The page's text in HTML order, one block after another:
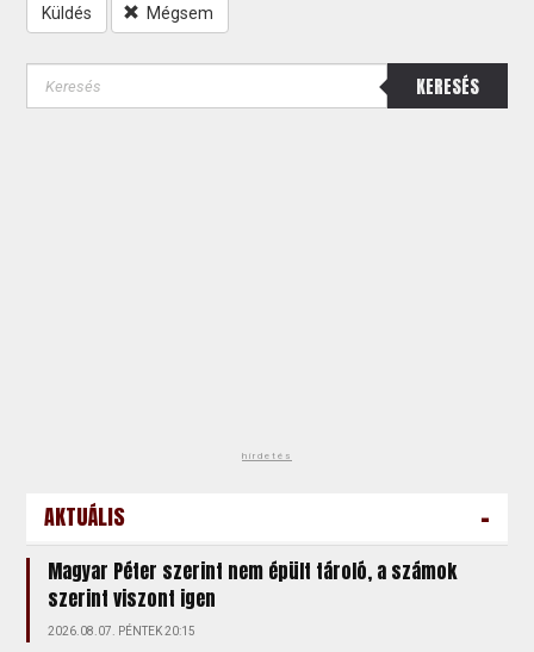
Küldés Mégsem
KERESÉS
hirdetés
AKTUÁLIS -
Magyar Péter szerint nem épült tároló, a számok
szerint viszont igen
2026.08.07. PÉNTEK 20:15